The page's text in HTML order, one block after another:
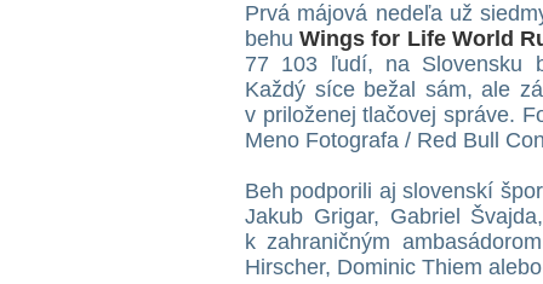
Prvá májová nedeľa už
behuWings for Life World
77 103 ľudí, na Slovensku
Každý síce bežal sám, ale
v priloženej tlačovej správe.
Meno Fotografa / Red Bull
Beh podporili aj slovenskí
Jakub Grigar, Gabriel
k zahraničným
Hirscher, Dominic Thiem